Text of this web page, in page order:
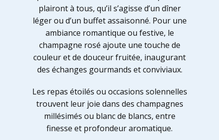
plairont à tous, qu’il s’agisse d’un dîner
léger ou d’un buffet assaisonné. Pour une
ambiance romantique ou festive, le
champagne rosé ajoute une touche de
couleur et de douceur fruitée, inaugurant
des échanges gourmands et conviviaux.
Les repas étoilés ou occasions solennelles
trouvent leur joie dans des champagnes
millésimés ou blanc de blancs, entre
finesse et profondeur aromatique.